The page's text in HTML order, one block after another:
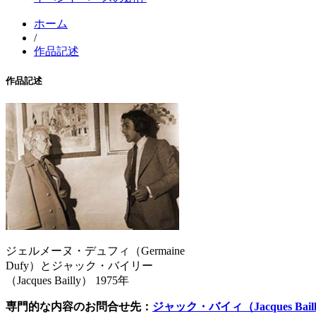
ホーム
/
作品記述
作品記述
ジェルメーヌ・デュフィ（Germaine
Dufy）とジャック・バイリー
（Jacques Bailly） 1975年
専門的な内容のお問合せ先： ジャック・バイィ（Jacques